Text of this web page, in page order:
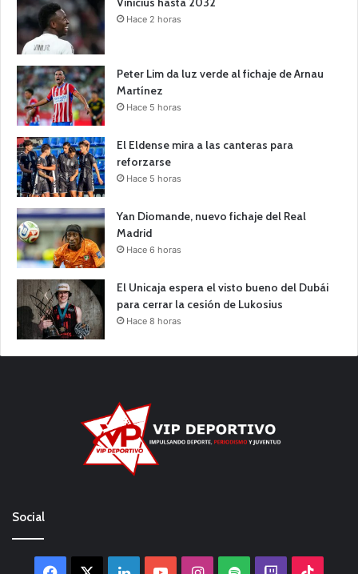
Hace 2 horas
Peter Lim da luz verde al fichaje de Arnau
Martínez
Hace 5 horas
El Eldense mira a las canteras para
reforzarse
Hace 5 horas
Yan Diomande, nuevo fichaje del Real
Madrid
Hace 6 horas
El Unicaja espera el visto bueno del Dubái
para cerrar la cesión de Lukosius
Hace 8 horas
Social